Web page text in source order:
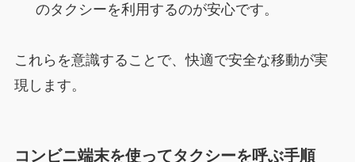
のタクシーを利用するのが安心です。
これらを意識することで、快適で安全な移動が実
現します。
コンビニ端末を使ってタクシーを呼ぶ手順